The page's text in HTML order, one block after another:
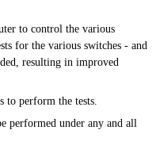
to control the various
for the various switches - and
resulting in improved
to perform the tests.
performed under any and all